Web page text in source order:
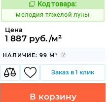
Код:
966545
Код товара:
мелодия тяжелой луны
Цена
1 887 руб./м²
НАЛИЧИЕ: 99 М²
Заказ в 1 клик
В корзину